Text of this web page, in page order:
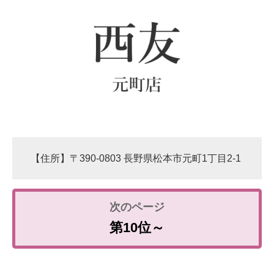
【住所】〒390-0803 長野県松本市元町1丁目2-1
第10位～